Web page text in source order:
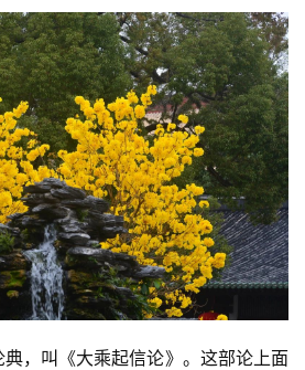
，叫《大乘起信论》。这部论上面